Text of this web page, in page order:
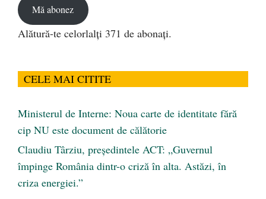
Mă abonez
Alătură-te celorlalți 371 de abonați.
CELE MAI CITITE
Ministerul de Interne: Noua carte de identitate fără
cip NU este document de călătorie
Claudiu Târziu, președintele ACT: „Guvernul
împinge România dintr-o criză în alta. Astăzi, în
criza energiei.”